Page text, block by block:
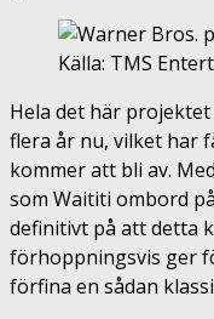
Källa: TMS
Hela det här
flera år nu, vilket har
kommer att bli av.
som Waititi ombord
definitivt på att detta
förhoppningsvis ger
förfina en sådan